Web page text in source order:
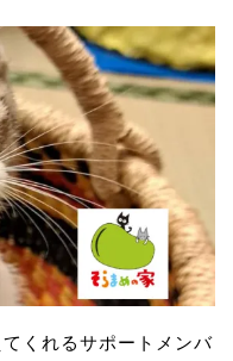
くれるサポートメンバ